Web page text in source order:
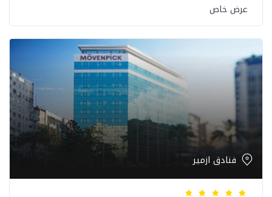
عرض خاص
فنادق ازمير